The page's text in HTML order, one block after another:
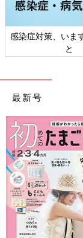
ますぐできるこ
最新号